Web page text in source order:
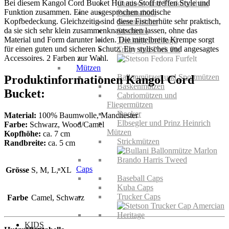
Outdoor- und Funktionshüte
Panamahüte
Sommerhüte
Strohhüte
Trekking und Jagd
Trilby und Pork Pie
Mützen
Ballonmützen und Sportmützen
Baskenmützen
Cabriomützen und
Fliegermützen
Docker
Elbsegler und Prinz Heinrich
Mützen
Strickmützen
Caps
Baseball Caps
Kuba Caps
Trucker Caps
KIDS
Bei diesem Kangol Cord Bucket Hut aus Stoff treffen Style und
Funktion zusammen. Eine ausgesprochen modische
Kopfbedeckung. Gleichzeitig sind diese Fischerhüte sehr praktisch,
da sie sich sehr klein zusammenknautschen lassen, ohne das
Material und Form darunter leiden. Die mittelbreite Krempe sorgt
für einen guten und sicheren Schutz. Ein stylisches und angesagtes
Accessoires. 2 Farben zur Wahl.
Produktinformationen Kangol Cord
Bucket:
Material: 100% Baumwolle, Manchester
Farbe: Schwarz, Wood/Camel
Kopfhöhe: ca. 7 cm
Randbreite: ca. 5 cm
Grösse S, M, L, XL
Farbe Camel, Schwarz